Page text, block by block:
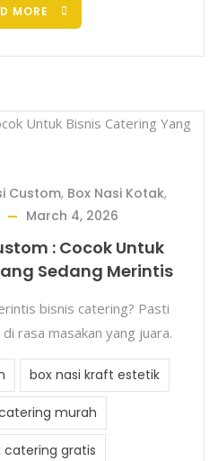
MORE
Custom, Box Nasi Kotak,
March 4, 2026
: Cocok Untuk
Sedang Merintis
bisnis catering? Pasti
rasa masakan yang juara.
box nasi kraft estetik
murah
catering gratis